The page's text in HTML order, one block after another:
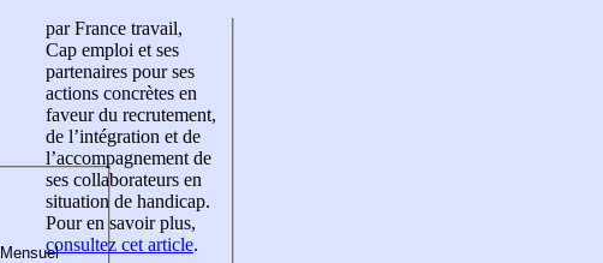
par France travail,
Cap emploi et ses
partenaires pour ses
actions concrètes en
faveur du recrutement,
de l’intégration et de
l’accompagnement de
ses collaborateurs en
situation de handicap.
Pour en savoir plus,
consultez cet article.